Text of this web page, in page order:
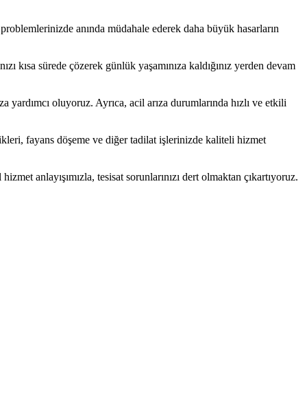
anında müdahale ederek daha büyük hasarların
kısa sürede çözerek günlük yaşamınıza kaldığınız yerden devam
yardımcı oluyoruz. Ayrıca, acil arıza durumlarında hızlı ve etkili
fayans döşeme ve diğer tadilat işlerinizde kaliteli hizmet
anlayışımızla, tesisat sorunlarınızı dert olmaktan çıkartıyoruz.